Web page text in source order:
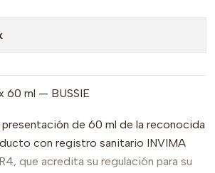
60 ml — BUSSIE
de 60 ml de la reconocida
con registro sanitario INVIMA
que acredita su regulación para su